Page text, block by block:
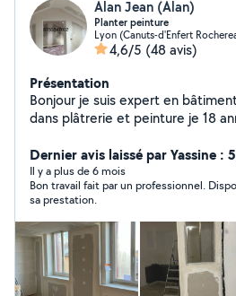
Alan Jean (Alan)
Planter peinture
Lyon (Canuts-d'Enfert
4,6/5 (48 avis)
Présentation
Bonjour je suis expert en
dans plâtrerie et peinture je 18 année de expérience.
peintre , bouche le trou, plafond
démolition, pause parket flottante ,faux plafonds Placo
.ratissage.ponçage isolation
Dernier avis laissé par Yassine :
Il y a plus de 6 mois
Bon travail fait par un professionnel.
sa prestation.